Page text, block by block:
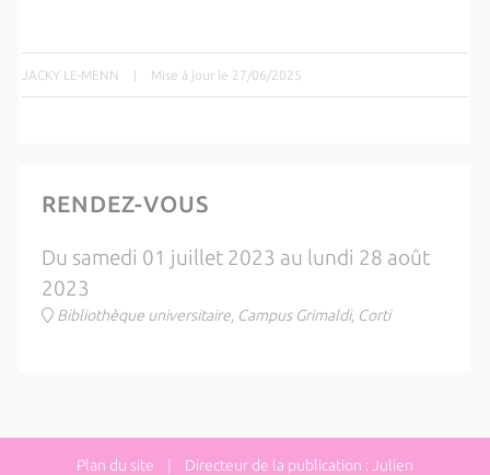
JACKY LE-MENN | Mise à jour le 27/06/2025
RENDEZ-VOUS
Du samedi 01 juillet 2023 au lundi 28 août
2023
Bibliothèque universitaire, Campus Grimaldi, Corti
Plan du site | Directeur de la publication : Julien